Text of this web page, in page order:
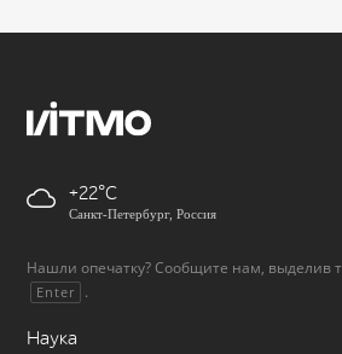
+22
Санкт-Петербург, Россия
Нашли опечатку? Сообщите нам, выделив
Enter .
Наука